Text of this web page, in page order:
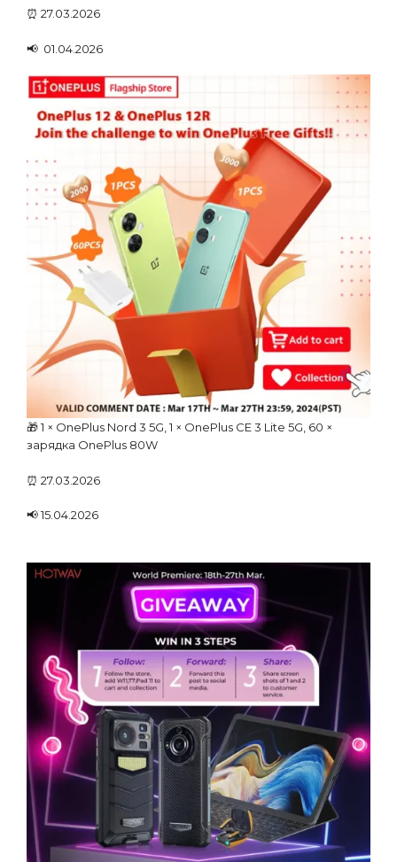
⏰ 27.03.2026
📢 01.04.2026
🎁 1 × OnePlus Nord 3 5G, 1 × OnePlus CE 3 Lite 5G, 60 ×
зарядка OnePlus 80W
⏰ 27.03.2026
📢 15.04.2026